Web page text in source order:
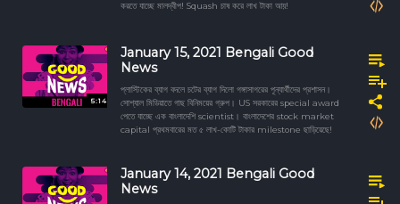
করতে যাচ্ছে মালদ্বীপ! Squash চাষ করে লাখ টাকা আয়!
5:14
January 15, 2021 Bengali Good
News
প্লাস্টিকের ব্যাগ বদলে চটের ব্যাগ দিলো গঙ্গাসাগরের পূন্যার্থীদের প্রশাসন।
সোশ্যাল মিডিয়াতে গাছ বিনিময়ের গ্রুপ। US সরকারের special award
পেতে যাচ্ছে এক বাংলাদেশি scientist। বাংলাদেশের stock market
capital প্রথমবারের মত ৫ লাখ-কোটি টাকার milestone ছাড়িয়েছে!
January 14, 2021 Bengali Good
News